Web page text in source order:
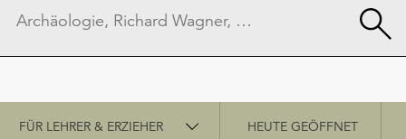
Schnellzugriff
FÜR LEHRER & ERZIEHER HEUTE GEÖFFNET